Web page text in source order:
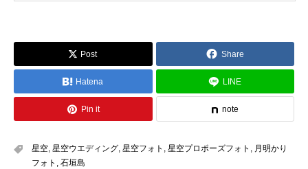
Post Share
Hatena LINE
Pin it note
星空, 星空ウエディング, 星空フォト , 星空プロポーズフォト , 月明かり
フォト , 石垣島